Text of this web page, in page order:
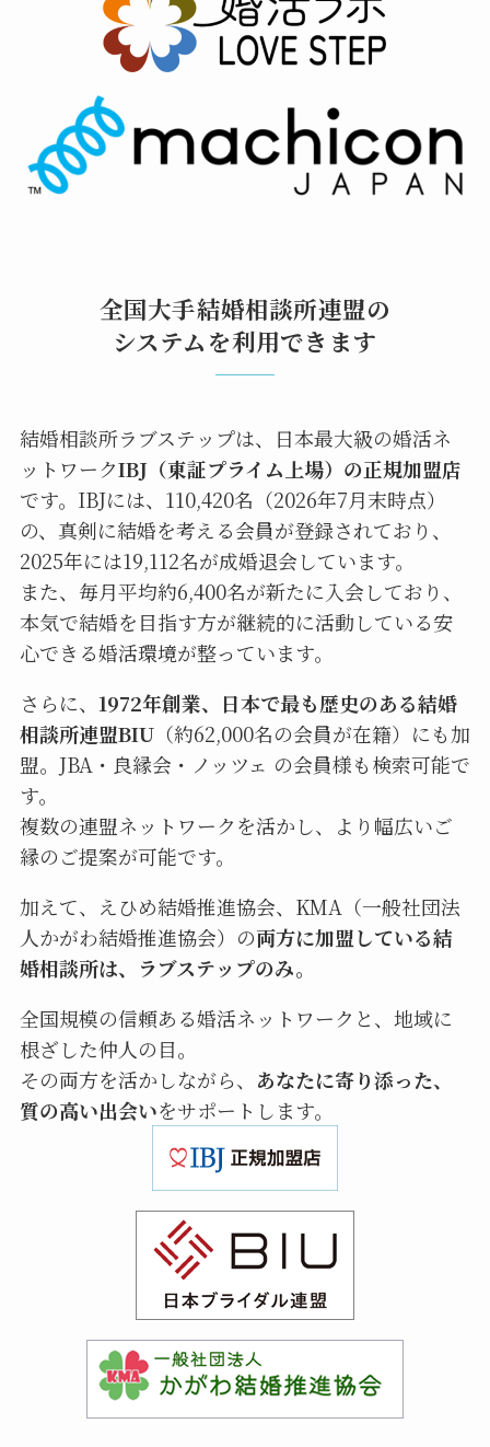
全国大手結婚相談所連盟の
システムを利用できます
結婚相談所ラブステップは、日本最大級の婚活ネ
ットワークIBJ（東証プライム上場）の正規加盟店
です。IBJには、110,420名（2026年7月末時点）
の、真剣に結婚を考える会員が登録されており、
2025年には19,112名が成婚退会しています。
また、毎月平均約6,400名が新たに入会しており、
本気で結婚を目指す方が継続的に活動している安
心できる婚活環境が整っています。
さらに、 1972年創業、日本で最も歴史のある結婚
相談所連盟BIU（約62,000名の会員が在籍）にも加
盟。JBA・良縁会・ノッツェ の会員様も検索可能で
す。
複数の連盟ネットワークを活かし、より幅広いご
縁のご提案が可能です。
加えて、えひめ結婚推進協会、KMA（一般社団法
人かがわ結婚推進協会）の両方に加盟している結
婚相談所は、ラブステップのみ。
全国規模の信頼ある婚活ネットワークと、地域に
根ざした仲人の目。
その両方を活かしながら、 あなたに寄り添った、
質の高い出会いをサポートします。